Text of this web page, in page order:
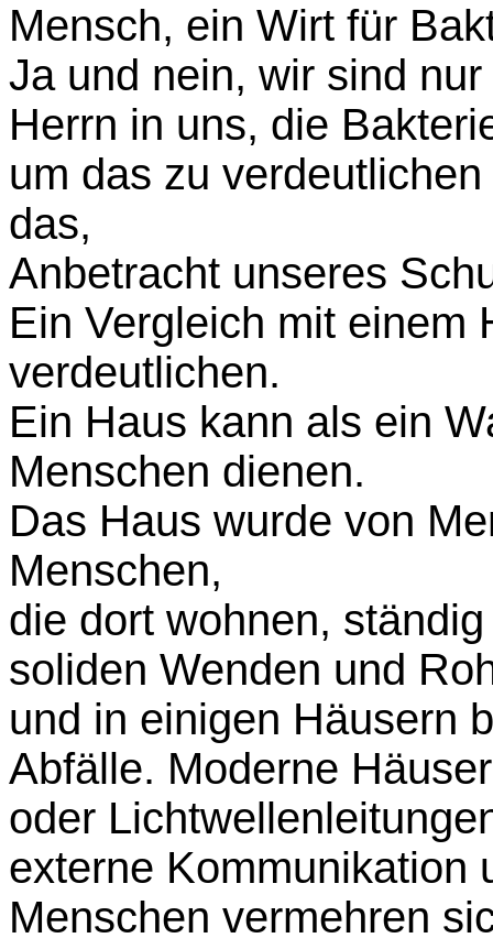
Mensch, ein Wirt für
Ja und nein, wir sind
Herrn in uns, die
um das zu
das,
Anbetracht unseres
Ein Vergleich mit einem
verdeutlichen.
Ein Haus kann als ein
Menschen dienen.
Das Haus wurde von
Menschen,
die dort wohnen,
soliden Wenden und
und in einigen Häusern
Abfälle. Moderne
oder
externe Kommunikation
Menschen vermehren